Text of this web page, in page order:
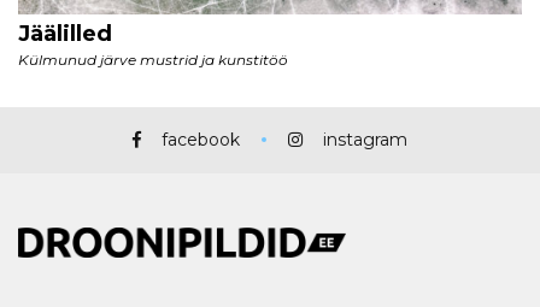
facebook instagram